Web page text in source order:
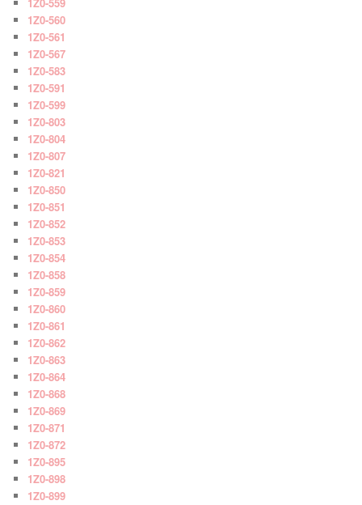
1Z0-559
1Z0-560
1Z0-561
1Z0-567
1Z0-583
1Z0-591
1Z0-599
1Z0-803
1Z0-804
1Z0-807
1Z0-821
1Z0-850
1Z0-851
1Z0-852
1Z0-853
1Z0-854
1Z0-858
1Z0-859
1Z0-860
1Z0-861
1Z0-862
1Z0-863
1Z0-864
1Z0-868
1Z0-869
1Z0-871
1Z0-872
1Z0-895
1Z0-898
1Z0-899